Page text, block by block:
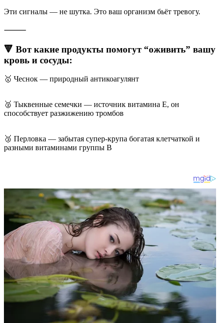
Эти сигналы — не шутка. Это ваш организм бьёт тревогу.
⸻
🔻 Вот какие продукты помогут “оживить” вашу
кровь и сосуды:
🥇 Чеснок — природный антикоагулянт
🥈 Тыквенные семечки — источник витамина Е, он
способствует разжижению тромбов
🥉 Перловка — забытая супер-крупа богатая клетчаткой и
разными витаминами группы В